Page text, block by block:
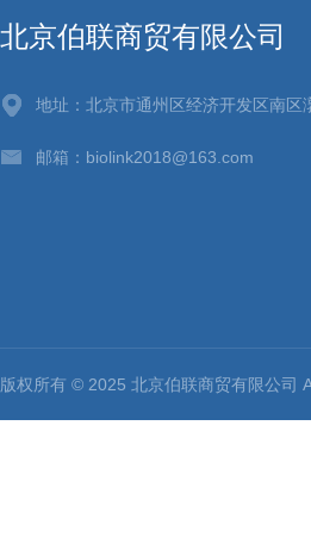
北京伯联商贸有限公司
地址：北京市通州区经济开发区南区
邮箱：biolink2018@163.com
版权所有 © 2025 北京伯联商贸有限公